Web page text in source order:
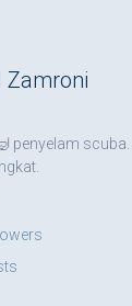
penyelam